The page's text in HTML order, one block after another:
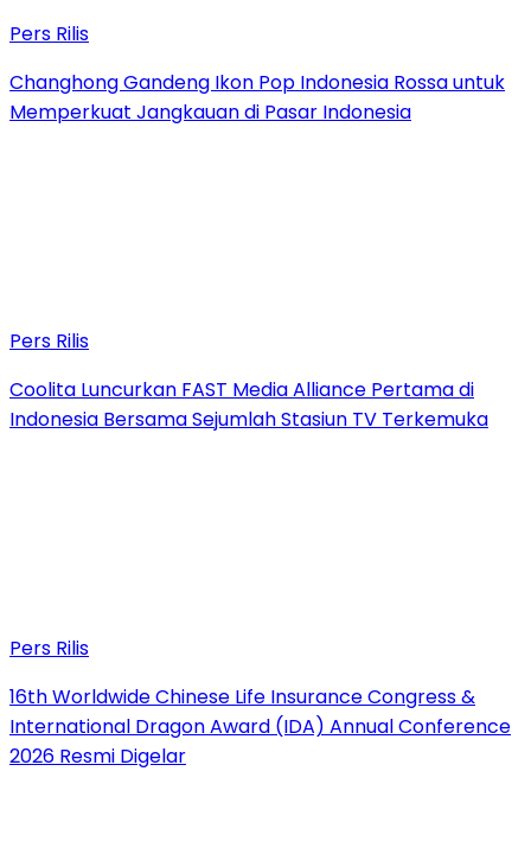
Pers Rilis
Changhong Gandeng Ikon Pop Indonesia Rossa untuk
Memperkuat Jangkauan di Pasar Indonesia
Pers Rilis
Coolita Luncurkan FAST Media Alliance Pertama di
Indonesia Bersama Sejumlah Stasiun TV Terkemuka
Pers Rilis
16th Worldwide Chinese Life Insurance Congress &
International Dragon Award (IDA) Annual Conference
2026 Resmi Digelar